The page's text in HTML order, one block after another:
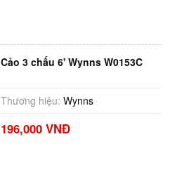
Cảo 3 chấu 6' Wynns W0153C
Thương hiệu: Wynns
196,000 VNĐ